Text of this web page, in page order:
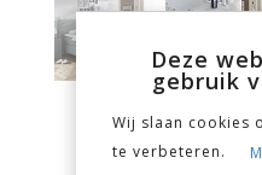
Deze
gebruik
Wij slaan cookies
te verbeteren.